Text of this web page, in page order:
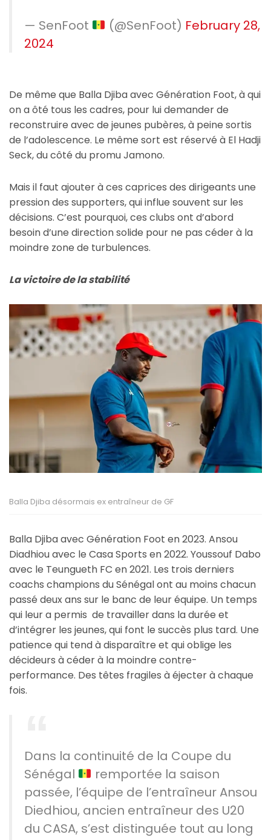
— SenFoot (@SenFoot) February 28,
2024
De même que Balla Djiba avec Génération Foot, à qui
on a ôté tous les cadres, pour lui demander de
reconstruire avec de jeunes pubères, à peine sortis
de l’adolescence. Le même sort est réservé à El Hadji
Seck, du côté du promu Jamono.
Mais il faut ajouter à ces caprices des dirigeants une
pression des supporters, qui influe souvent sur les
décisions. C’est pourquoi, ces clubs ont d’abord
besoin d’une direction solide pour ne pas céder à la
moindre zone de turbulences.
La victoire de la stabilité
Balla Djiba désormais ex entraîneur de GF
Balla Djiba avec Génération Foot en 2023. Ansou
Diadhiou avec le Casa Sports en 2022. Youssouf Dabo
avec le Teungueth FC en 2021. Les trois derniers
coachs champions du Sénégal ont au moins chacun
passé deux ans sur le banc de leur équipe. Un temps
qui leur a permis de travailler dans la durée et
d’intégrer les jeunes, qui font le succès plus tard. Une
patience qui tend à disparaître et qui oblige les
décideurs à céder à la moindre contre-
performance. Des têtes fragiles à éjecter à chaque
fois.
Dans la continuité de la Coupe du
Sénégal
remportée la saison
passée, l’équipe de l’entraîneur Ansou
Diedhiou, ancien entraîneur des U20
du CASA, s’est distinguée tout au long